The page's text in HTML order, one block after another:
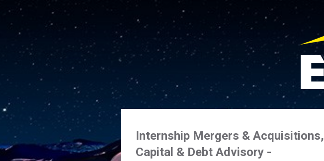
Internship Mergers & Acquisitions,
Capital & Debt Advisory -